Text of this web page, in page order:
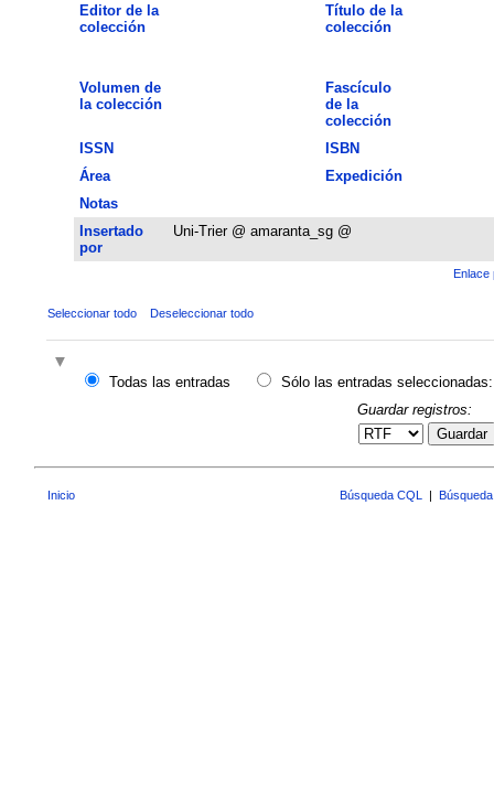
Editor de la
colección
Título de la
colección
Volumen de
la colección
Fascículo
de la
colección
ISSN
ISBN
Área
Expedición
Notas
Insertado
por
Uni-Trier @ amaranta_sg @
Enlace
Seleccionar todo Deseleccionar todo
Todas las entradas
Sólo las entradas seleccionadas:
Guardar registros:
Guardar
Inicio Búsqueda CQL